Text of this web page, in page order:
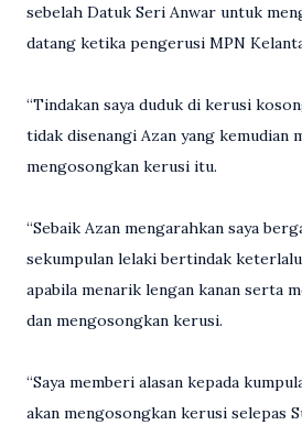
sebelah Datuk Seri Anwar untuk
datang ketika pengerusi MPN
“Tindakan saya duduk di kerusi
tidak disenangi Azan yang kemudian
mengosongkan kerusi itu.
“Sebaik Azan mengarahkan saya
sekumpulan lelaki bertindak
apabila menarik lengan kanan serta
dan mengosongkan kerusi.
“Saya memberi alasan kepada
akan mengosongkan kerusi selepas